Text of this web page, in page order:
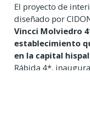
El proyecto de
diseñado por
Vincci Molviedro
establecimiento
en la capital
Rábida 4*,